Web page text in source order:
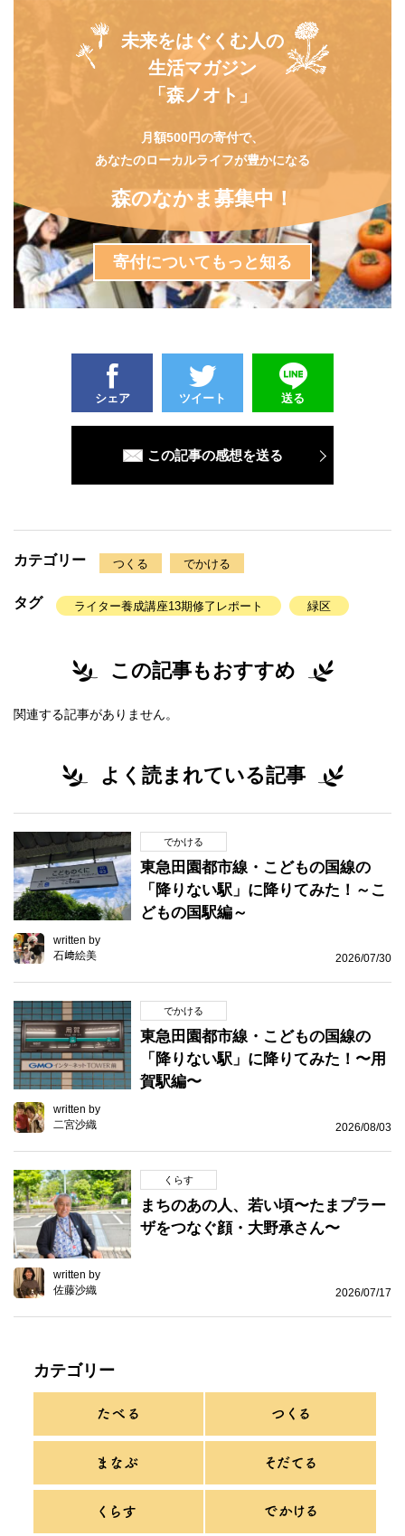
未来をはぐくむ人の
生活マガジン
「森ノオト」
月額500円の寄付で、
あなたのローカルライフが豊かになる
森のなかま募集中！
寄付についてもっと知る
シェア ツイート 送る
この記事の感想を送る
カテゴリー つくる でかける
タグ ライター養成講座13期修了レポート 緑区
この記事もおすすめ
関連する記事がありません。
よく読まれている記事
でかける
東急田園都市線・こどもの国線の
「降りない駅」に降りてみた！～こ
どもの国駅編～
written by
石﨑絵美
2026/07/30
でかける
東急田園都市線・こどもの国線の
「降りない駅」に降りてみた！〜用
賀駅編〜
written by
二宮沙織
2026/08/03
くらす
まちのあの人、若い頃〜たまプラー
ザをつなぐ顔・大野承さん〜
written by
佐藤沙織
2026/07/17
カテゴリー